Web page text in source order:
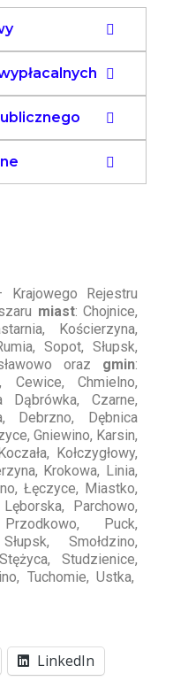
Krajowego Rejestru
miast: Chojnice,
Kościerzyna,
Sopot, Słupsk,
oraz gmin:
Cewice, Chmielno,
Dąbrówka, Czarne,
Debrzno, Dębnica
Gniewino, Karsin,
Kołczygłowy,
Krokowa, Linia,
Łęczyce, Miastko,
Parchowo,
Puck,
Smołdzino,
Studzienice,
Tuchomie, Ustka,
LinkedIn